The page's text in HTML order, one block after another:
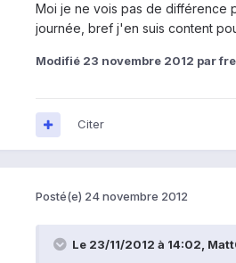
Moi je ne vois pas de différence
journée, bref j'en suis content
Modifié 23 novembre 2012 par
Citer
Posté(e) 24 novembre 2012
Le 23/11/2012 à 14:02,